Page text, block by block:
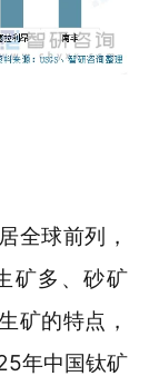
全球前列，
矿多、砂矿
矿的特点，
年中国钛矿